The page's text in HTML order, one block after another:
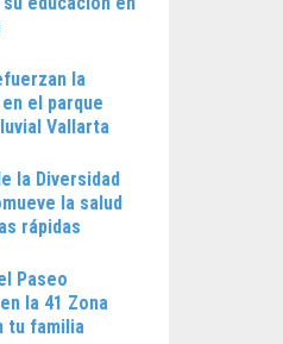
la
el parque
Vallarta
la Diversidad
la salud
rápidas
Paseo
la 41 Zona
tu familia